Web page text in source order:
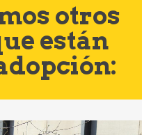
otros
están